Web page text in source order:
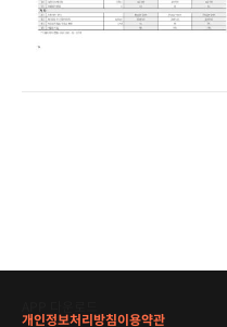
개인정보처리방침이용약관